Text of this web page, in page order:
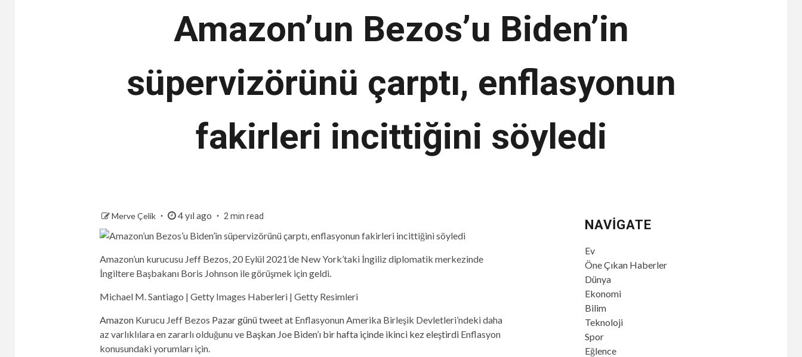
Amazon’un Bezos’u Biden’in
süpervizörünü çarptı, enflasyonun
fakirleri incittiğini söyledi
Merve Çelik 4 yıl ago 2 min read
Amazon’un kurucusu Jeff Bezos, 20 Eylül 2021’de New York’taki İngiliz diplomatik merkezinde
İngiltere Başbakanı Boris Johnson ile görüşmek için geldi.
Michael M. Santiago | Getty Images Haberleri | Getty Resimleri
AmazonKurucu Jeff Bezos Pazar günü tweet atEnflasyonun Amerika Birleşik Devletleri’ndeki daha
az varlıklılara en zararlı olduğunu ve Başkan Joe Biden’ı bir hafta içinde ikinci kez eleştirdiEnflasyon
konusundaki yorumları için.
NAVIGATE
Ev
Öne Çıkan Haberler
Dünya
Ekonomi
Bilim
Teknoloji
Spor
Eğlence